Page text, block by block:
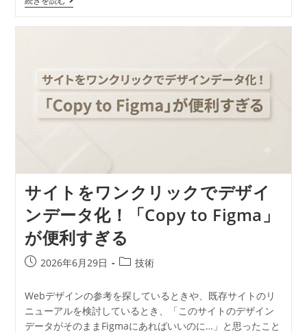
サイトをワンクリックでデザイ
ンデータ化！「Copy to Figma」
が便利すぎる
2026年6月29日 技術
Webデザインの参考を探しているときや、既存サイトのリ
ニューアルを検討しているとき、「このサイトのデザイン
データがそのままFigmaにあればいいのに…」と思ったこと